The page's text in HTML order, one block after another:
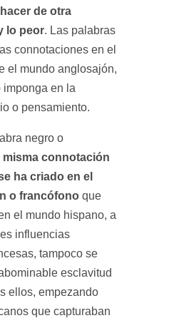
de otra
lo peor. Las palabras
connotaciones en el
el mundo anglosajón,
imponga en la
o pensamiento.
negro o
misma connotación
ha criado en el
o francófono que
el mundo hispano, a
influencias
tampoco se
esclavitud
ellos, empezando
que capturaban